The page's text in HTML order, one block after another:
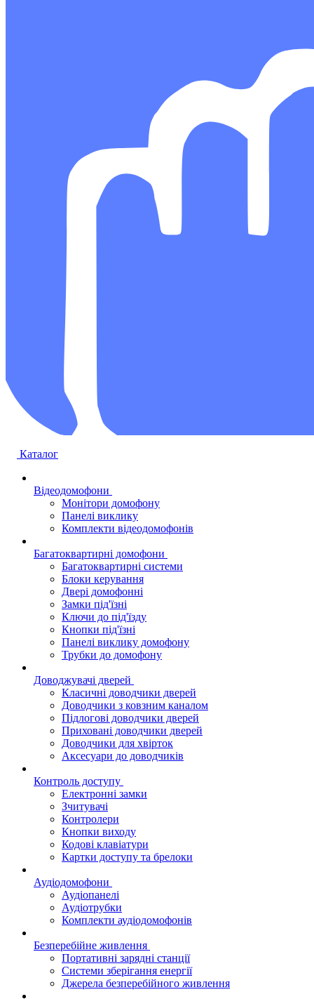
Каталог
Відеодомофони
Монітори домофону
Панелі виклику
Комплекти відеодомофонів
Багатоквартирні домофони
Багатоквартирні системи
Блоки керування
Двері домофонні
Замки під'їзні
Ключи до під'їзду
Кнопки під'їзні
Панелі виклику домофону
Трубки до домофону
Доводжувачі дверей
Класичні доводчики дверей
Доводчики з ковзним каналом
Підлогові доводчики дверей
Приховані доводчики дверей
Доводчики для хвірток
Аксесуари до доводчиків
Контроль доступу
Електронні замки
Зчитувачі
Контролери
Кнопки виходу
Кодові клавіатури
Картки доступу та брелоки
Аудіодомофони
Аудіопанелі
Аудіотрубки
Комплекти аудіодомофонів
Безперебійне живлення
Портативні зарядні станції
Системи зберігання енергії
Джерела безперебійного живлення